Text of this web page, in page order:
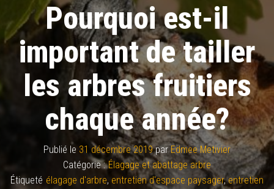
Pourquoi est-il
important de tailler
les arbres fruitiers
chaque année?
Publié le 31 décembre 2019parEdmee Metivier
Catégorie : Élagage et abattage arbre
Étiqueté élagage d'arbre, entretien d'espace paysager,entretien